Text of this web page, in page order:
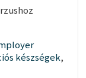
készségek,